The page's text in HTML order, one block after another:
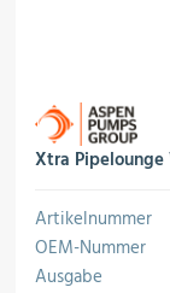
Xtra
Artikelnummer
OEM-Nummer
Ausgabe